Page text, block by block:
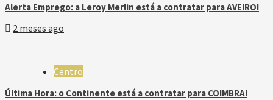
Alerta Emprego: a Leroy Merlin está a contratar para AVEIRO!
2 meses ago
Centro
Última Hora: o Continente está a contratar para COIMBRA!